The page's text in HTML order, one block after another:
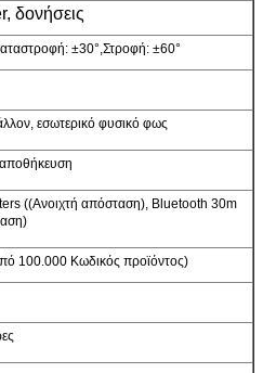
δονήσεις
±30°,Στροφή: ±60°
εσωτερικό φυσικό φως
((Ανοιχτή απόσταση), Bluetooth 30m
100.000 Κωδικός προϊόντος)